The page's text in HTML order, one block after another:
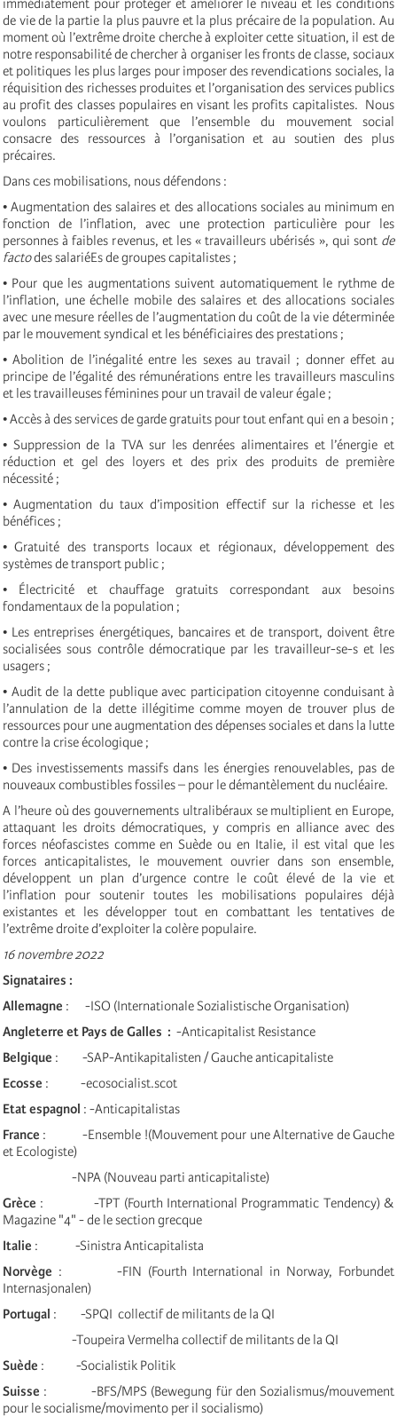
immédiatement pour protéger et améliorer le niveau et les conditions
de vie de la partie la plus pauvre et la plus précaire de la population. Au
moment où l’extrême droite cherche à exploiter cette situation, il est de
notre responsabilité de chercher à organiser les fronts de classe, sociaux
et politiques les plus larges pour imposer des revendications sociales, la
réquisition des richesses produites et l’organisation des services publics
au profit des classes populaires en visant les profits capitalistes. Nous
voulons particulièrement que l’ensemble du mouvement social
consacre des ressources à l’organisation et au soutien des plus
précaires.
Dans ces mobilisations, nous défendons :
• Augmentation des salaires et des allocations sociales au minimum en
fonction de l’inflation, avec une protection particulière pour les
personnes à faibles revenus, et les « travailleurs ubérisés », qui sont de
factodes salariéEs de groupes capitalistes ;
• Pour que les augmentations suivent automatiquement le rythme de
l’inflation, une échelle mobile des salaires et des allocations sociales
avec une mesure réelles de l’augmentation du coût de la vie déterminée
par le mouvement syndical et les bénéficiaires des prestations ;
• Abolition de l’inégalité entre les sexes au travail ; donner effet au
principe de l’égalité des rémunérations entre les travailleurs masculins
et les travailleuses féminines pour un travail de valeur égale ;
• Accès à des services de garde gratuits pour tout enfant qui en a besoin ;
• Suppression de la TVA sur les denrées alimentaires et l’énergie et
réduction et gel des loyers et des prix des produits de première
nécessité ;
• Augmentation du taux d’imposition effectif sur la richesse et les
bénéfices ;
• Gratuité des transports locaux et régionaux, développement des
systèmes de transport public ;
• Électricité et chauffage gratuits correspondant aux besoins
fondamentaux de la population ;
• Les entreprises énergétiques, bancaires et de transport, doivent être
socialisées sous contrôle démocratique par les travailleur-se-s et les
usagers ;
• Audit de la dette publique avec participation citoyenne conduisant à
l’annulation de la dette illégitime comme moyen de trouver plus de
ressources pour une augmentation des dépenses sociales et dans la lutte
contre la crise écologique ;
• Des investissements massifs dans les énergies renouvelables, pas de
nouveaux combustibles fossiles – pour le démantèlement du nucléaire.
A l’heure où des gouvernements ultralibéraux se multiplient en Europe,
attaquant les droits démocratiques, y compris en alliance avec des
forces néofascistes comme en Suède ou en Italie, il est vital que les
forces anticapitalistes, le mouvement ouvrier dans son ensemble,
développent un plan d’urgence contre le coût élevé de la vie et
l’inflation pour soutenir toutes les mobilisations populaires déjà
existantes et les développer tout en combattant les tentatives de
l’extrême droite d’exploiter la colère populaire.
16 novembre 2022
Signataires :
Allemagne : -ISO (Internationale Sozialistische Organisation)
Angleterre et Pays de Galles : -Anticapitalist Resistance
Belgique : -SAP-Antikapitalisten / Gauche anticapitaliste
Ecosse : -ecosocialist.scot
Etat espagnol : -Anticapitalistas
France : -Ensemble !(Mouvement pour une Alternative de Gauche
et Ecologiste)
-NPA (Nouveau parti anticapitaliste)
Grèce : -TPT (Fourth International Programmatic Tendency) &
Magazine "4" - de le section grecque
Italie : -Sinistra Anticapitalista
Norvège : -FIN (Fourth International in Norway, Forbundet
Internasjonalen)
Portugal : -SPQI collectif de militants de la QI
-Toupeira Vermelha collectif de militants de la QI
Suède : -Socialistik Politik
Suisse : -BFS/MPS (Bewegung für den Sozialismus/mouvement
pour le socialisme/movimento per il socialismo)